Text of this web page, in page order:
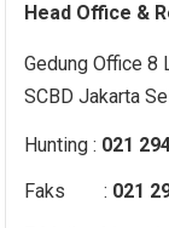
Head Office &
Gedung Office 8
SCBD Jakarta
Hunting : 021
Faks : 021